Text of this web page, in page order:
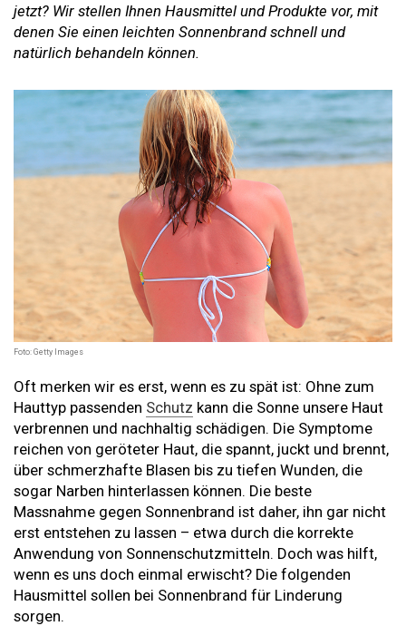
jetzt? Wir stellen Ihnen Hausmittel und Produkte vor, mit
denen Sie einen leichten Sonnenbrand schnell und
natürlich behandeln können.
Foto: Getty Images
Oft merken wir es erst, wenn es zu spät ist: Ohne zum
Hauttyp passenden Schutz kann die Sonne unsere Haut
verbrennen und nachhaltig schädigen. Die Symptome
reichen von geröteter Haut, die spannt, juckt und brennt,
über schmerzhafte Blasen bis zu tiefen Wunden, die
sogar Narben hinterlassen können. Die beste
Massnahme gegen Sonnenbrand ist daher, ihn gar nicht
erst entstehen zu lassen – etwa durch die korrekte
Anwendung von Sonnenschutzmitteln. Doch was hilft,
wenn es uns doch einmal erwischt? Die folgenden
Hausmittel sollen bei Sonnenbrand für Linderung
sorgen.